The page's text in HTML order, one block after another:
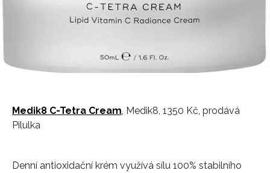
Medik8 C-Tetra Cream, Medik8, 1350 Kč, prodává
Pilulka
Denní antioxidační krém využívá sílu 100% stabilního